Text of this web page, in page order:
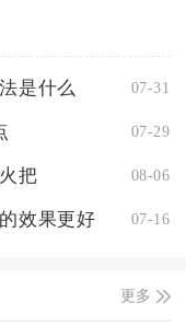
是什么 07-31
07-29
把 08-06
效果更好 07-16
更多